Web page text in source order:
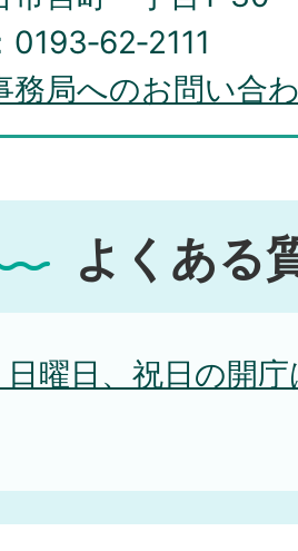
務局へのお問い合
よくある
曜日、祝日の開